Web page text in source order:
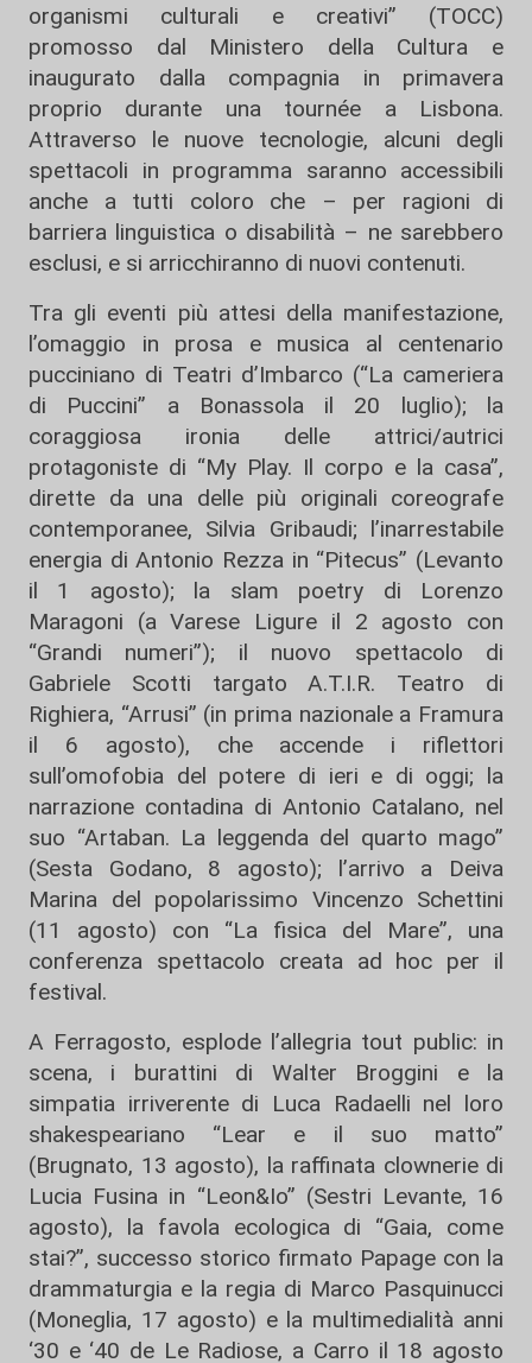
organismi culturali e creativi” (TOCC)
promosso dal Ministero della Cultura e
inaugurato dalla compagnia in primavera
proprio durante una tournée a Lisbona.
Attraverso le nuove tecnologie, alcuni degli
spettacoli in programma saranno accessibili
anche a tutti coloro che – per ragioni di
barriera linguistica o disabilità – ne sarebbero
esclusi, e si arricchiranno di nuovi contenuti.
Tra gli eventi più attesi della manifestazione,
l’omaggio in prosa e musica al centenario
pucciniano di Teatri d’Imbarco (“La cameriera
di Puccini” a Bonassola il 20 luglio); la
coraggiosa ironia delle attrici/autrici
protagoniste di “My Play. Il corpo e la casa”,
dirette da una delle più originali coreografe
contemporanee, Silvia Gribaudi; l’inarrestabile
energia di Antonio Rezza in “Pitecus” (Levanto
il 1 agosto); la slam poetry di Lorenzo
Maragoni (a Varese Ligure il 2 agosto con
“Grandi numeri”); il nuovo spettacolo di
Gabriele Scotti targato A.T.I.R. Teatro di
Righiera, “Arrusi” (in prima nazionale a Framura
il 6 agosto), che accende i riflettori
sull’omofobia del potere di ieri e di oggi; la
narrazione contadina di Antonio Catalano, nel
suo “Artaban. La leggenda del quarto mago”
(Sesta Godano, 8 agosto); l’arrivo a Deiva
Marina del popolarissimo Vincenzo Schettini
(11 agosto) con “La fisica del Mare”, una
conferenza spettacolo creata ad hoc per il
festival.
A Ferragosto, esplode l’allegria tout public: in
scena, i burattini di Walter Broggini e la
simpatia irriverente di Luca Radaelli nel loro
shakespeariano “Lear e il suo matto”
(Brugnato, 13 agosto), la raffinata clownerie di
Lucia Fusina in “Leon&Io” (Sestri Levante, 16
agosto), la favola ecologica di “Gaia, come
stai?”, successo storico firmato Papage con la
drammaturgia e la regia di Marco Pasquinucci
(Moneglia, 17 agosto) e la multimedialità anni
‘30 e ‘40 de Le Radiose, a Carro il 18 agosto